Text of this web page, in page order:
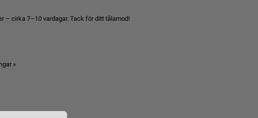
– cirka 7–10 vardagar. Tack för ditt tålamod!
»